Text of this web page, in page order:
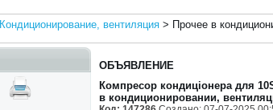
Кондиционирование, вентиляция > Прочее в
ОБЪЯВЛЕНИЕ
Компресор кондиціонера для
в кондиционировании,